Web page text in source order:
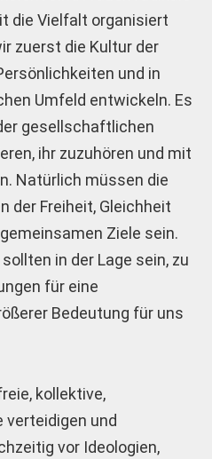
die Vielfalt organisiert
zuerst die Kultur der
und in
Umfeld entwickeln. Es
gesellschaftlichen
ihr zuzuhören und mit
Natürlich müssen die
der Freiheit, Gleichheit
Ziele sein.
in der Lage sein, zu
für eine
Bedeutung für uns
kollektive,
verteidigen und
vor Ideologien,